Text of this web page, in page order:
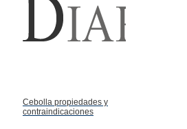
Cebolla propiedades y
contraindicaciones